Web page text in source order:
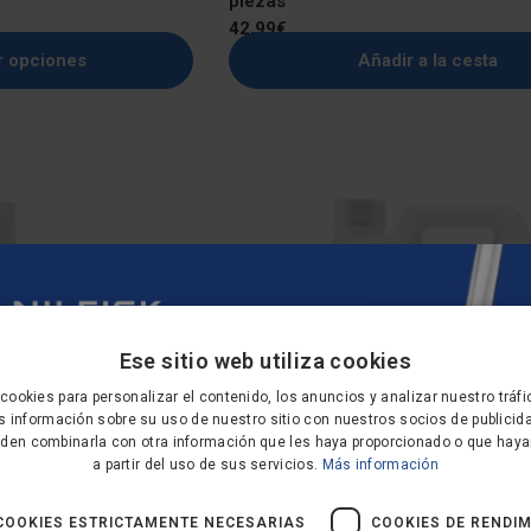
opciones
Precio
regular
42,99€
Añadir a la cesta
Ese sitio web utiliza cookies
para personalizar el contenido, los anuncios y analizar nuestro
información sobre su uso de nuestro sitio con nuestros socios de
combinarla con otra información que les haya proporcionado o que
a partir del uso de sus servicios. Más información
ESTRICTAMENTE NECESARIAS COOKIES DE
UN 10 % DE
EN TU PRIMER
PEDIDO?